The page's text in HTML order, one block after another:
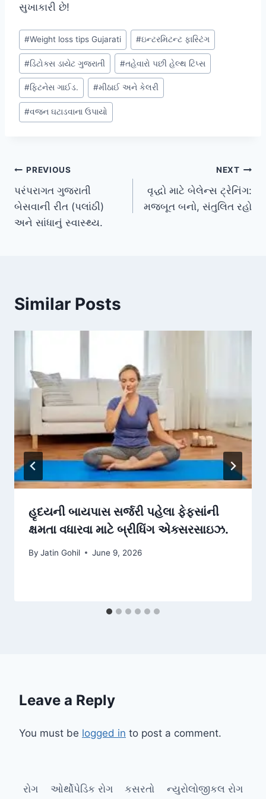
સુખાકારી છે!
Post
Tags:
#Weight loss tips Gujarati #ઇન્ટરમિટન્ટ ફાસ્ટિંગ
#ડિટોક્સ ડાયેટ ગુજરાતી #તહેવારો પછી હેલ્થ ટિપ્સ
#ફિટનેસ ગાઈડ. #મીઠાઈ અને કેલરી
#વજન ઘટાડવાના ઉપાયો
Post
navigation
PREVIOUS
પરંપરાગત ગુજરાતી
બેસવાની રીત (પલાંઠી)
અને સાંધાનું સ્વાસ્થ્ય.
NEXT
વૃદ્ધો માટે બેલેન્સ ટ્રેનિંગ:
મજબૂત બનો, સંતુલિત રહો
Similar Posts
હૃદયની બાયપાસ સર્જરી પહેલા ફેફસાંની
ક્ષમતા વધારવા માટે બ્રીધિંગ એક્સરસાઇઝ.
By Jatin Gohil June 9, 2026
Leave a Reply
You must be logged in to post a comment.
રોગ ઓર્થોપેડિક રોગ કસરતો ન્યુરોલોજીકલ રોગ